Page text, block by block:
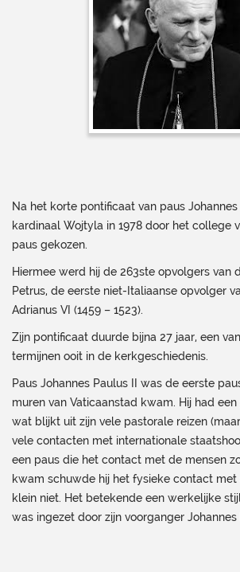
Na het korte pontificaat van paus
kardinaal Wojtyla in 1978 door het college
paus gekozen.
Hiermee werd hij de 263ste opvolgers van
Petrus, de eerste niet-Italiaanse opvolger
Adrianus VI (1459 – 1523).
Zijn pontificaat duurde bijna 27 jaar, een
termijnen ooit in de kerkgeschiedenis.
Paus Johannes Paulus II was de eerste
muren van Vaticaanstad kwam. Hij had
wat blijkt uit zijn vele pastorale reizen
vele contacten met internationale
een paus die het contact met de mensen
kwam schuwde hij het fysieke contact met
klein niet. Het betekende een werkelijke
was ingezet door zijn voorganger Johannes